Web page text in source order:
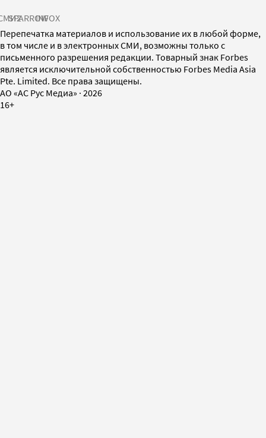
SPARROWINFOX
Перепечатка материалов и использование их в любой форме,
в том числе и в электронных СМИ, возможны только с
письменного разрешения редакции. Товарный знак Forbes
является исключительной собственностью Forbes Media Asia
Pte. Limited. Все права защищены.
AO «АС Рус Медиа» · 2026
16+